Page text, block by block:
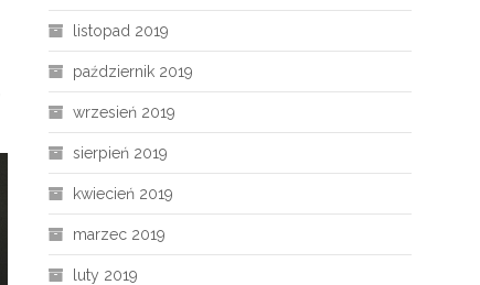
listopad 2019
październik 2019
wrzesień 2019
sierpień 2019
kwiecień 2019
marzec 2019
luty 2019